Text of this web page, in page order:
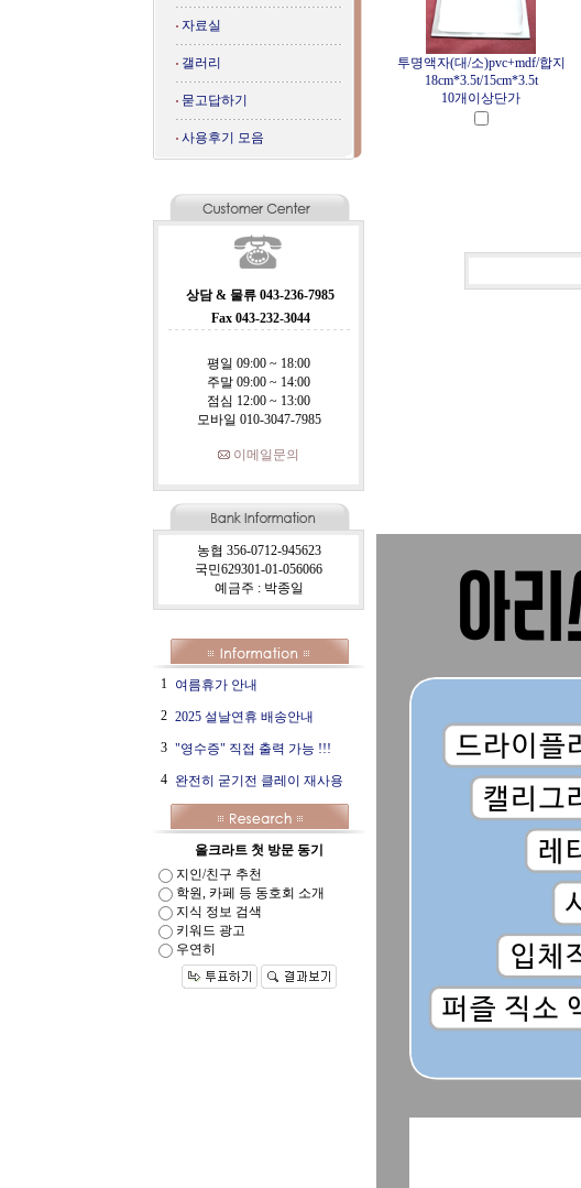
자료실
갤러리
묻고답하기
사용후기 모음
상담 & 물류 043-236-7985
Fax 043-232-3044
평일 09:00 ~ 18:00
주말 09:00 ~ 14:00
점심 12:00 ~ 13:00
모바일 010-3047-7985
이메일문의
농협 356-0712-945623
국민629301-01-056066
예금주 : 박종일
1 여름휴가 안내
2 2025 설날연휴 배송안내
3 "영수증" 직접 출력 가능 !!!
4 완전히 굳기전 클레이 재사용
올크라트 첫 방문 동기
지인/친구 추천
학원, 카페 등 동호회 소개
지식 정보 검색
키워드 광고
우연히
투명액자(대/소)pvc+mdf/합지
18cm*3.5t/15cm*3.5t
10개이상단가